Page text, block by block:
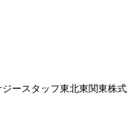
ースタッフ東北東関東株式